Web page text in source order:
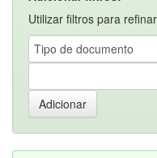
Utilizar filtros para